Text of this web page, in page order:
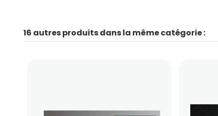
16 autres produits dans la même catégorie :